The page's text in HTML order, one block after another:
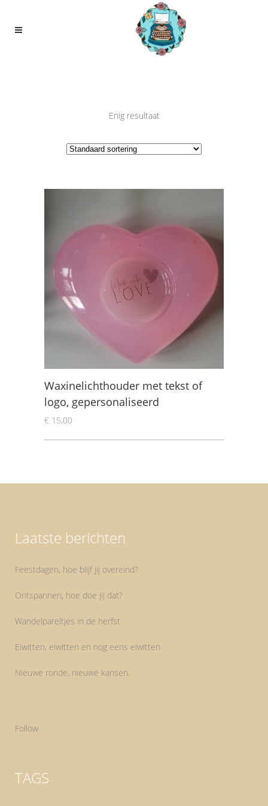
Enig resultaat
Waxinelichthouder met tekst of
logo, gepersonaliseerd
€ 15,00
Laatste berichten
Feestdagen, hoe blijf jij overeind?
Ontspannen, hoe doe jij dat?
Wandelpareltjes in de herfst
Eiwitten, eiwitten en nog eens eiwitten
Nieuwe ronde, nieuwe kansen.
Follow
TAGS